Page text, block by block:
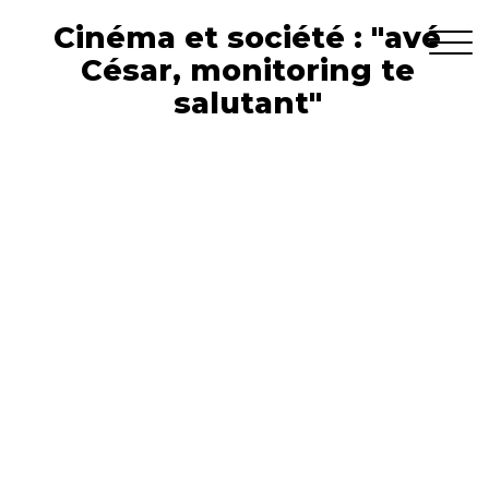
Cinéma et société : "avé
César, monitoring te
salutant"